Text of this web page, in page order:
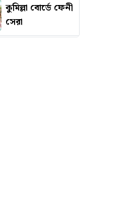
কুমিল্লা বোর্ডে ফেনী
সেরা